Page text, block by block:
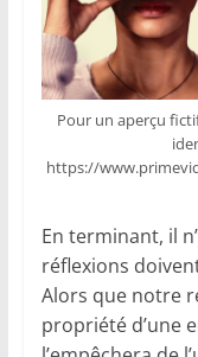
Pour un aperçu
https://
En terminant, il
réflexions
Alors que notre
propriété d’une